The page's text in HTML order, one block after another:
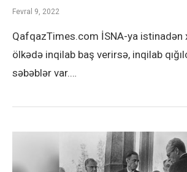
Fevral 9, 2022
QafqazTimes.com İSNA-ya istinadən
ölkədə inqilab baş verirsə, inqilab
səbəblər var.…